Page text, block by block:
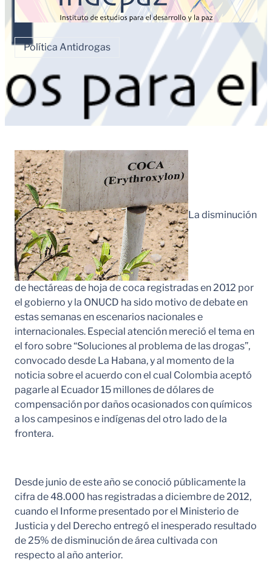
Política Antidrogas
La disminución
de hectáreas de hoja de coca registradas en 2012 por
el gobierno y la ONUCD ha sido motivo de debate en
estas semanas en escenarios nacionales e
internacionales. Especial atención mereció el tema en
el foro sobre “Soluciones al problema de las drogas”,
convocado desde La Habana, y al momento de la
noticia sobre el acuerdo con el cual Colombia aceptó
pagarle al Ecuador 15 millones de dólares de
compensación por daños ocasionados con químicos
a los campesinos e indígenas del otro lado de la
frontera.
Desde junio de este año se conoció públicamente la
cifra de 48.000 has registradas a diciembre de 2012,
cuando el Informe presentado por el Ministerio de
Justicia y del Derecho entregó el inesperado resultado
de 25% de disminución de área cultivada con
respecto al año anterior.